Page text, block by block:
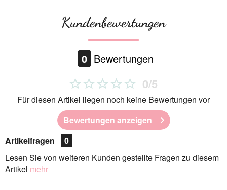
Kundenbewertungen
0 Bewertungen
0/5
Für diesen Artikel liegen noch keine Bewertungen vor
Bewertungen anzeigen
Artikelfragen
0
Lesen Sie von weiteren Kunden gestellte Fragen zu diesem
Artikel mehr